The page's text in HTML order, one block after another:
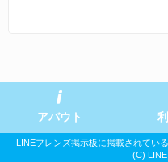
アバウト
LINEフレンズ掲示板に掲載されてい
(C)